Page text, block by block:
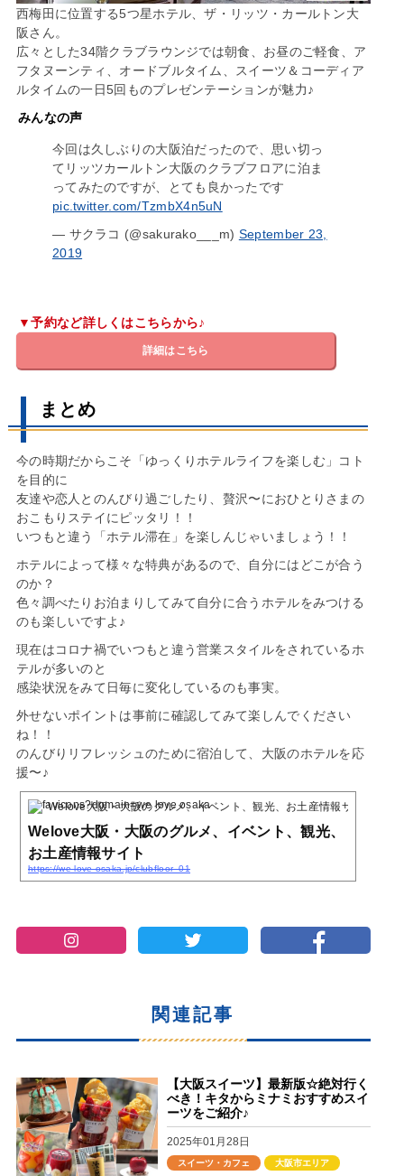
西梅田に位置する5つ星ホテル、ザ・リッツ・カールトン大
阪さん。
広々とした34階クラブラウンジでは朝食、お昼のご軽食、ア
フタヌーンティ、オードブルタイム、スイーツ＆コーディア
ルタイムの一日5回ものプレゼンテーションが魅力♪
みんなの声
今回は久しぶりの大阪泊だったので、思い切っ
てリッツカールトン大阪のクラブフロアに泊ま
ってみたのですが、とても良かったです
pic.twitter.com/TzmbX4n5uN
— サクラコ (@sakurako___m) September 23,
2019
▼予約など詳しくはこちらから♪
詳細はこちら
まとめ
今の時期だからこそ「ゆっくりホテルライフを楽しむ」コト
を目的に
友達や恋人とのんびり過ごしたり、贅沢〜におひとりさまの
おこもりステイにピッタリ！！
いつもと違う「ホテル滞在」を楽しんじゃいましょう！！
ホテルによって様々な特典があるので、自分にはどこが合う
のか？
色々調べたりお泊まりしてみて自分に合うホテルをみつける
のも楽しいですよ♪
現在はコロナ禍でいつもと違う営業スタイルをされているホ
テルが多いのと
感染状況をみて日毎に変化しているのも事実。
外せないポイントは事前に確認してみて楽しんでください
ね！！
のんびりリフレッシュのために宿泊して、大阪のホテルを応
援〜♪
Welove大阪・大阪のグルメ、イベント、観光、お土産情報サイト
Welove大阪・大阪のグルメ、イベント、観光、
お土産情報サイト
https://we-love-osaka.jp/clubfloor_01
関連記事
【大阪スイーツ】最新版☆絶対行く
べき！キタからミナミおすすめスイ
ーツをご紹介♪
2025年01月28日
スイーツ・カフェ 大阪市エリア